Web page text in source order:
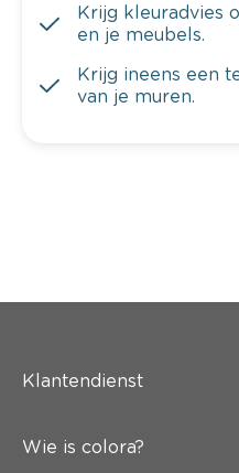
Krijg kleuradvies
en je meubels.
Krijg ineens een
van je muren.
Klantendienst
Wie is colora?